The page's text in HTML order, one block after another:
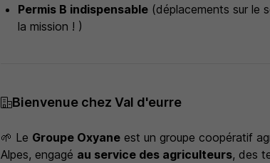
Permis B indispensable (déplacements sur le
la mission ! )
Bienvenue chez Val d'eurre
🌱 Le Groupe Oxyane est un groupe coopératif
Alpes, engagé au service des agriculteurs, des